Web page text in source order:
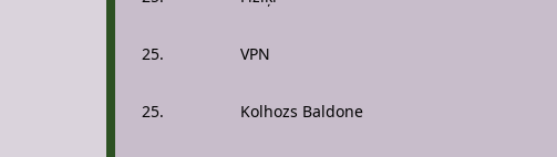
25. VPN
25. Kolhozs Baldone